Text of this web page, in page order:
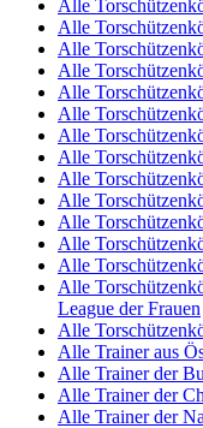
Alle
Alle
Alle
Alle
Alle
Alle
Alle
Alle
Alle
Alle
Alle
Alle
Alle
Alle
League der Frauen
Alle
Alle Trainer aus
Alle Trainer der
Alle Trainer der
Alle Trainer der